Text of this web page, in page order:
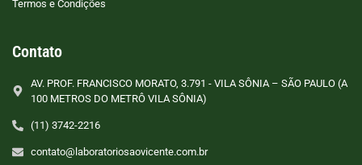
Termos e Condições
Contato
AV. PROF. FRANCISCO MORATO, 3.791 - VILA SÔNIA – SÃO PAULO (A
100 METROS DO METRÔ VILA SÔNIA)
(11) 3742-2216
contato@laboratoriosaovicente.com.br